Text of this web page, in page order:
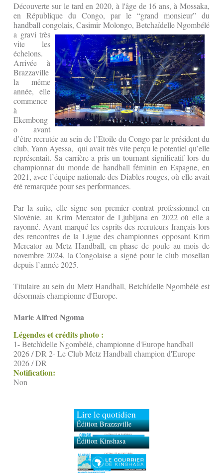
Découverte sur le tard en 2020, à l'âge de 16 ans, à Mossaka,
en République du Congo, par le “grand monsieur” du
handball congolais, Casimir Molongo, Betchaïdelle Ngombélé
a gravitrès
vite les
échelons.
Arrivée à
Brazzaville
la même
année, elle
commence
à
Ekembong
o avant
d’être recrutée au sein de l’Etoile du Congo par le président du
club, Yann Ayessa, qui avait très vite perçu le potentiel qu’elle
représentait. Sa carrière a pris un tournant significatif lors du
championnat du monde de handball féminin en Espagne, en
2021, avec l’équipe nationale des Diables rouges, où elle avait
été remarquée pour ses performances.
Par la suite, elle signe son premier contrat professionnel en
Slovénie, au Krim Mercator de Ljubljana en 2022 où elle a
rayonné. Ayant marqué les esprits des recruteurs français lors
des rencontres de la Ligue des championnes opposant Krim
Mercator au Metz Handball, en phase de poule au mois de
novembre 2024, la Congolaise a signé pour le club mosellan
depuis l’année 2025.
Titulaire au sein du Metz Handball, Betchïdelle Ngombélé est
désormais championne d'Europe.
Marie Alfred Ngoma
Légendes et crédits photo :
1- Betchïdelle Ngombélé, championne d'Europe handball
2026 / DR 2- Le Club Metz Handball champion d'Europe
2026 / DR
Notification:
Non
Lire le quotidien
Édition Brazzaville
Édition Kinshasa